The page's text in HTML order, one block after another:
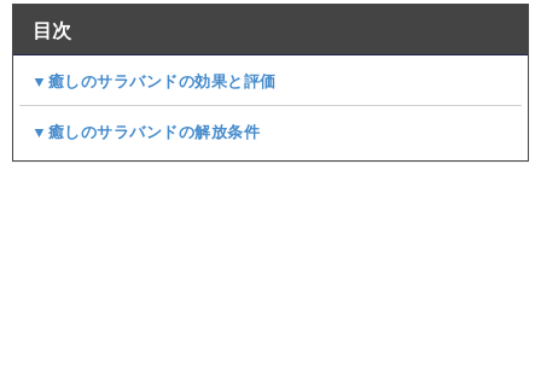
目次
▼癒しのサラバンドの効果と評価
▼癒しのサラバンドの解放条件